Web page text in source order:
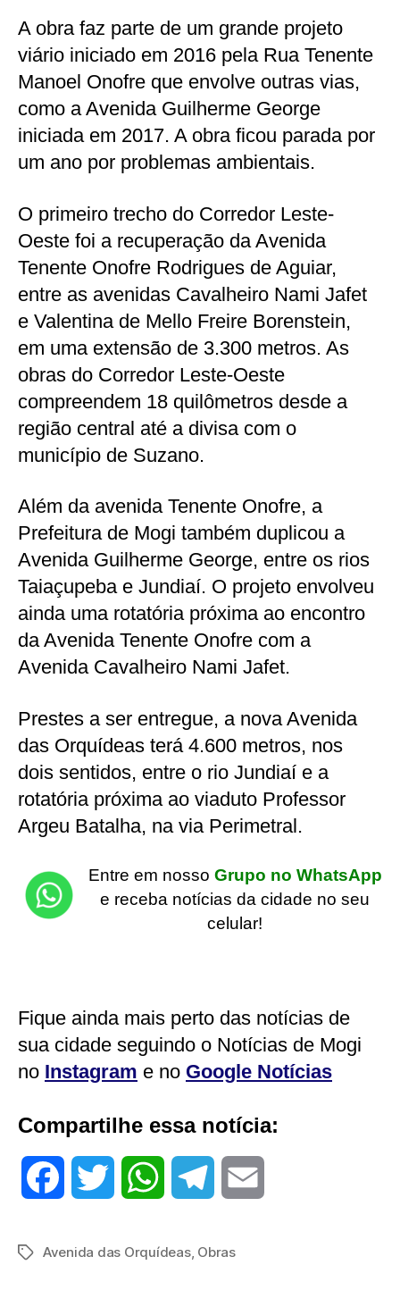
A obra faz parte de um grande projeto
viário iniciado em 2016 pela Rua Tenente
Manoel Onofre que envolve outras vias,
como a Avenida Guilherme George
iniciada em 2017. A obra ficou parada por
um ano por problemas ambientais.
O primeiro trecho do Corredor Leste-
Oeste foi a recuperação da Avenida
Tenente Onofre Rodrigues de Aguiar,
entre as avenidas Cavalheiro Nami Jafet
e Valentina de Mello Freire Borenstein,
em uma extensão de 3.300 metros. As
obras do Corredor Leste-Oeste
compreendem 18 quilômetros desde a
região central até a divisa com o
município de Suzano.
Além da avenida Tenente Onofre, a
Prefeitura de Mogi também duplicou a
Avenida Guilherme George, entre os rios
Taiaçupeba e Jundiaí. O projeto envolveu
ainda uma rotatória próxima ao encontro
da Avenida Tenente Onofre com a
Avenida Cavalheiro Nami Jafet.
Prestes a ser entregue, a nova Avenida
das Orquídeas terá 4.600 metros, nos
dois sentidos, entre o rio Jundiaí e a
rotatória próxima ao viaduto Professor
Argeu Batalha, na via Perimetral.
Entre em nosso Grupo no WhatsApp
e receba notícias da cidade no seu
celular!
Fique ainda mais perto das notícias de
sua cidade seguindo o Notícias de Mogi
no Instagram e no Google Notícias
Compartilhe essa notícia:
TagsAvenida das Orquídeas, Obras